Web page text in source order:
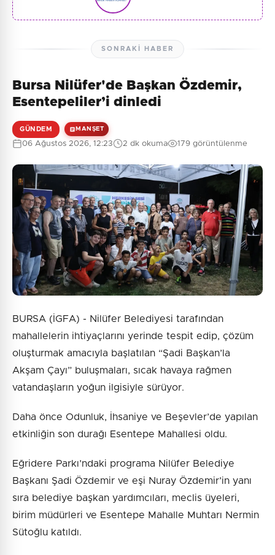
SONRAKI HABER
Bursa Nilüfer'de Başkan Özdemir,
Esentepeliler’i dinledi
GÜNDEM MANŞET
06 Ağustos 2026, 12:23 2 dk okuma 179 görüntülenme
BURSA (İGFA) - Nilüfer Belediyesi tarafından
mahallelerin ihtiyaçlarını yerinde tespit edip, çözüm
oluşturmak amacıyla başlatılan “Şadi Başkan’la
Akşam Çayı” buluşmaları, sıcak havaya rağmen
vatandaşların yoğun ilgisiyle sürüyor.
Daha önce Odunluk, İhsaniye ve Beşevler’de yapılan
etkinliğin son durağı Esentepe Mahallesi oldu.
Eğridere Parkı’ndaki programa Nilüfer Belediye
Başkanı Şadi Özdemir ve eşi Nuray Özdemir’in yanı
sıra belediye başkan yardımcıları, meclis üyeleri,
birim müdürleri ve Esentepe Mahalle Muhtarı Nermin
Sütoğlu katıldı.